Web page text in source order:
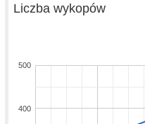
Liczba wykopów
400
500